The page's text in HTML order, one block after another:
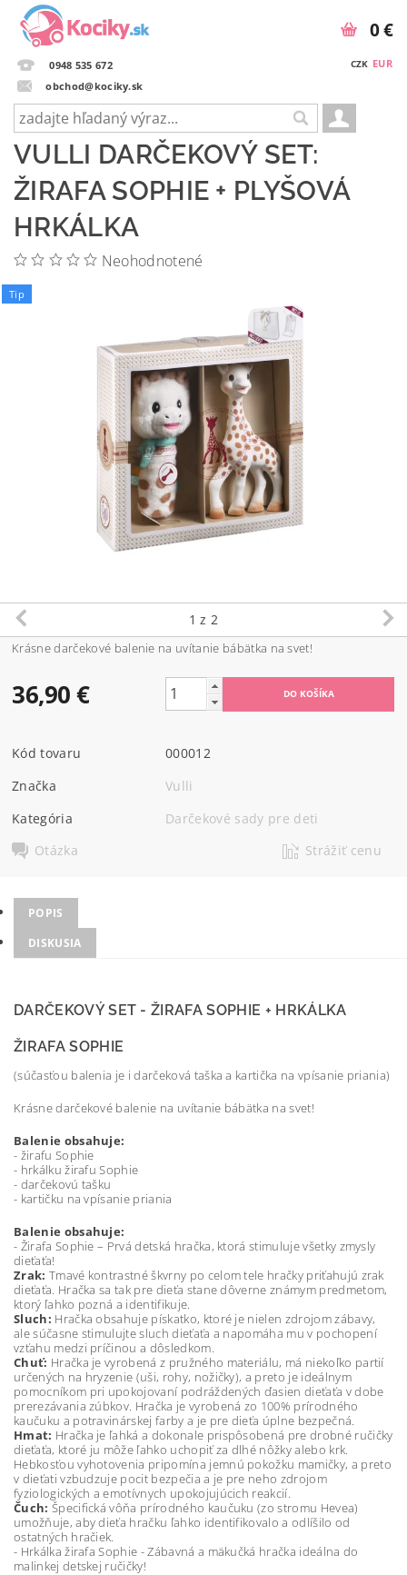
0948 535 672
obchod@kociky.sk
CZK EUR
0 €
VULLI DARČEKOVÝ SET:
ŽIRAFA SOPHIE + PLYŠOVÁ
HRKÁLKA
Neohodnotené
Tip
1 z 2
Krásne darčekové balenie na uvítanie bábätka na svet!
36,90 €
Kód tovaru
000012
Značka
Vulli
Kategória
Darčekové sady pre deti
Otázka
Strážiť cenu
POPIS
DISKUSIA
DARČEKOVÝ SET - ŽIRAFA SOPHIE + HRKÁLKA
ŽIRAFA SOPHIE
(súčasťou balenia je i darčeková taška a kartička na vpísanie priania)
Krásne darčekové balenie na uvítanie bábätka na svet!
Balenie obsahuje:
- žirafu Sophie
- hrkálku žirafu Sophie
- darčekovú tašku
- kartičku na vpísanie priania
Balenie obsahuje:
- Žirafa Sophie – Prvá detská hračka, ktorá stimuluje všetky zmysly
dieťaťa!
Zrak: Tmavé kontrastné škvrny po celom tele hračky priťahujú zrak
dieťaťa. Hračka sa tak pre dieťa stane dôverne známym predmetom,
ktorý ľahko pozná a identifikuje.
Sluch: Hračka obsahuje pískatko, ktoré je nielen zdrojom zábavy,
ale súčasne stimulujte sluch dieťaťa a napomáha mu v pochopení
vzťahu medzi príčinou a dôsledkom.
Chuť: Hračka je vyrobená z pružného materiálu, má niekoľko partií
určených na hryzenie (uši, rohy, nožičky), a preto je ideálnym
pomocníkom pri upokojovaní podráždených ďasien dieťaťa v dobe
prerezávania zúbkov. Hračka je vyrobená zo 100% prírodného
kaučuku a potravinárskej farby a je pre dieťa úplne bezpečná.
Hmat: Hračka je ľahká a dokonale prispôsobená pre drobné ručičky
dieťaťa, ktoré ju môže ľahko uchopiť za dlhé nôžky alebo krk.
Hebkosťou vyhotovenia pripomína jemnú pokožku mamičky, a preto
v dieťati vzbudzuje pocit bezpečia a je pre neho zdrojom
fyziologických a emotívnych upokojujúcich reakcií.
Čuch: Špecifická vôňa prírodného kaučuku (zo stromu Hevea)
umožňuje, aby dieťa hračku ľahko identifikovalo a odlíšilo od
ostatných hračiek.
- Hrkálka žirafa Sophie - Zábavná a mäkučká hračka ideálna do
malinkej detskej ručičky!